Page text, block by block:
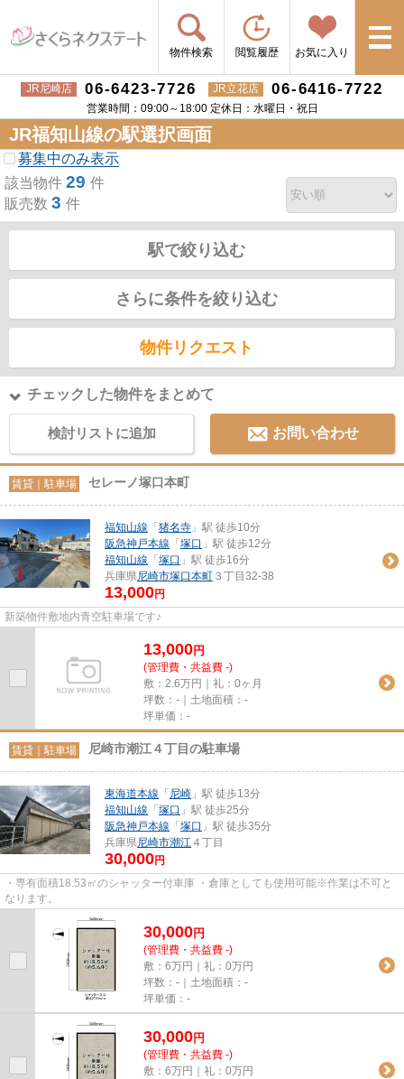
物件検索 閲覧履歴 お気に入り
JR尼崎店 06-6423-7726 JR立花店 06-6416-7722
営業時間：09:00～18:00 定休日：水曜日・祝日
JR福知山線の駅選択画面
募集中のみ表示
該当物件 29 件
販売数 3 件
駅で絞り込む
さらに条件を絞り込む
物件リクエスト
チェックした物件をまとめて
検討リストに追加 お問い合わせ
賃貸｜駐車場 セレーノ塚口本町
福知山線 「 猪名寺 」駅 徒歩10分
阪急神戸本線 「 塚口 」駅 徒歩12分
福知山線 「 塚口 」駅 徒歩16分
兵庫県尼崎市塚口本町 ３丁目32-38
13,000円
新築物件敷地内青空駐車場です♪
13,000円
(管理費・共益費 -)
敷：2.6万円｜礼：0ヶ月
坪数：-｜土地面積：-
坪単価：-
賃貸｜駐車場 尼崎市潮江４丁目の駐車場
東海道本線 「 尼崎 」駅 徒歩13分
福知山線 「 塚口 」駅 徒歩25分
阪急神戸本線 「 塚口 」駅 徒歩35分
兵庫県尼崎市潮江 ４丁目
30,000円
・専有面積18.53㎡のシャッター付車庫 ・倉庫としても使用可能※作業は不可と
なります。
30,000円
(管理費・共益費 -)
敷：6万円｜礼：0万円
坪数：-｜土地面積：-
坪単価：-
30,000円
(管理費・共益費 -)
敷：6万円｜礼：0万円